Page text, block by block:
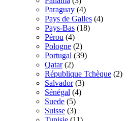
Paraguay (4)
Pays de Galles (4)
Pays-Bas (18)
Pérou (4)
Pologne (2)
Portugal (39)
Qatar (2)
République Tchèque (2)
Salvador (3)
Sénégal (4)
Suede (5)
Suisse (3)